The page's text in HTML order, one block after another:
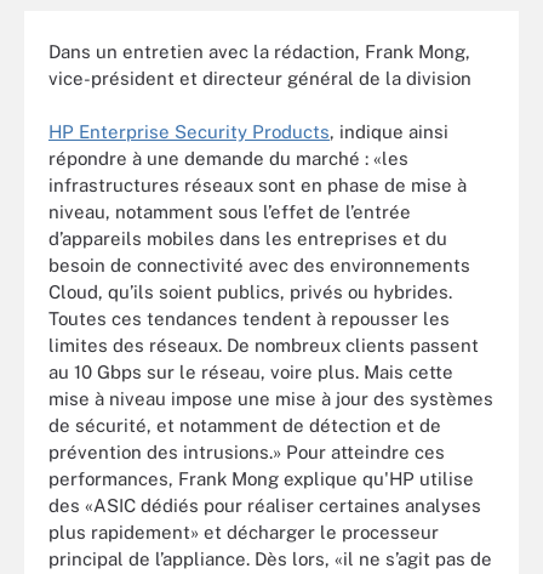
Dans un entretien avec la rédaction, Frank Mong,
vice-président et directeur général de la division
HP Enterprise Security Products, indique ainsi
répondre à une demande du marché : «les
infrastructures réseaux sont en phase de mise à
niveau, notamment sous l’effet de l’entrée
d’appareils mobiles dans les entreprises et du
besoin de connectivité avec des environnements
Cloud, qu’ils soient publics, privés ou hybrides.
Toutes ces tendances tendent à repousser les
limites des réseaux. De nombreux clients passent
au 10 Gbps sur le réseau, voire plus. Mais cette
mise à niveau impose une mise à jour des systèmes
de sécurité, et notamment de détection et de
prévention des intrusions.» Pour atteindre ces
performances, Frank Mong explique qu'HP utilise
des «ASIC dédiés pour réaliser certaines analyses
plus rapidement» et décharger le processeur
principal de l’appliance. Dès lors, «il ne s’agit pas de